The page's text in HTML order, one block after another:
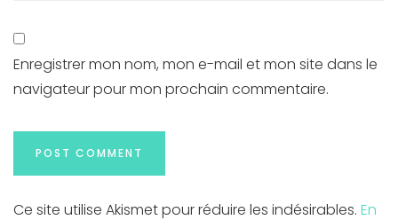
Enregistrer mon nom, mon e-mail et mon site dans le
navigateur pour mon prochain commentaire.
Ce site utilise Akismet pour réduire les indésirables. En